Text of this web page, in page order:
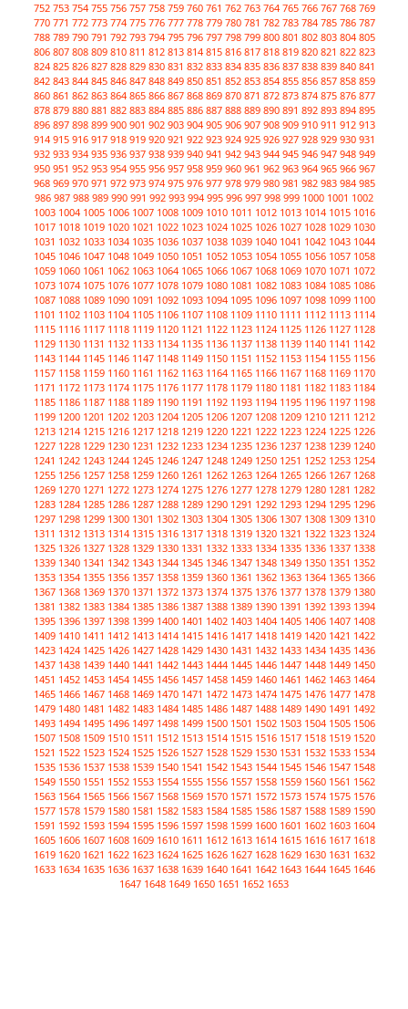
752 753 754 755 756 757 758 759 760 761 762 763 764 765 766 767 768 769
770 771 772 773 774 775 776 777 778 779 780 781 782 783 784 785 786 787
788 789 790 791 792 793 794 795 796 797 798 799 800 801 802 803 804 805
806 807 808 809 810 811 812 813 814 815 816 817 818 819 820 821 822 823
824 825 826 827 828 829 830 831 832 833 834 835 836 837 838 839 840 841
842 843 844 845 846 847 848 849 850 851 852 853 854 855 856 857 858 859
860 861 862 863 864 865 866 867 868 869 870 871 872 873 874 875 876 877
878 879 880 881 882 883 884 885 886 887 888 889 890 891 892 893 894 895
896 897 898 899 900 901 902 903 904 905 906 907 908 909 910 911 912 913
914 915 916 917 918 919 920 921 922 923 924 925 926 927 928 929 930 931
932 933 934 935 936 937 938 939 940 941 942 943 944 945 946 947 948 949
950 951 952 953 954 955 956 957 958 959 960 961 962 963 964 965 966 967
968 969 970 971 972 973 974 975 976 977 978 979 980 981 982 983 984 985
986 987 988 989 990 991 992 993 994 995 996 997 998 999 1000 1001 1002
1003 1004 1005 1006 1007 1008 1009 1010 1011 1012 1013 1014 1015 1016
1017 1018 1019 1020 1021 1022 1023 1024 1025 1026 1027 1028 1029 1030
1031 1032 1033 1034 1035 1036 1037 1038 1039 1040 1041 1042 1043 1044
1045 1046 1047 1048 1049 1050 1051 1052 1053 1054 1055 1056 1057 1058
1059 1060 1061 1062 1063 1064 1065 1066 1067 1068 1069 1070 1071 1072
1073 1074 1075 1076 1077 1078 1079 1080 1081 1082 1083 1084 1085 1086
1087 1088 1089 1090 1091 1092 1093 1094 1095 1096 1097 1098 1099 1100
1101 1102 1103 1104 1105 1106 1107 1108 1109 1110 1111 1112 1113 1114
1115 1116 1117 1118 1119 1120 1121 1122 1123 1124 1125 1126 1127 1128
1129 1130 1131 1132 1133 1134 1135 1136 1137 1138 1139 1140 1141 1142
1143 1144 1145 1146 1147 1148 1149 1150 1151 1152 1153 1154 1155 1156
1157 1158 1159 1160 1161 1162 1163 1164 1165 1166 1167 1168 1169 1170
1171 1172 1173 1174 1175 1176 1177 1178 1179 1180 1181 1182 1183 1184
1185 1186 1187 1188 1189 1190 1191 1192 1193 1194 1195 1196 1197 1198
1199 1200 1201 1202 1203 1204 1205 1206 1207 1208 1209 1210 1211 1212
1213 1214 1215 1216 1217 1218 1219 1220 1221 1222 1223 1224 1225 1226
1227 1228 1229 1230 1231 1232 1233 1234 1235 1236 1237 1238 1239 1240
1241 1242 1243 1244 1245 1246 1247 1248 1249 1250 1251 1252 1253 1254
1255 1256 1257 1258 1259 1260 1261 1262 1263 1264 1265 1266 1267 1268
1269 1270 1271 1272 1273 1274 1275 1276 1277 1278 1279 1280 1281 1282
1283 1284 1285 1286 1287 1288 1289 1290 1291 1292 1293 1294 1295 1296
1297 1298 1299 1300 1301 1302 1303 1304 1305 1306 1307 1308 1309 1310
1311 1312 1313 1314 1315 1316 1317 1318 1319 1320 1321 1322 1323 1324
1325 1326 1327 1328 1329 1330 1331 1332 1333 1334 1335 1336 1337 1338
1339 1340 1341 1342 1343 1344 1345 1346 1347 1348 1349 1350 1351 1352
1353 1354 1355 1356 1357 1358 1359 1360 1361 1362 1363 1364 1365 1366
1367 1368 1369 1370 1371 1372 1373 1374 1375 1376 1377 1378 1379 1380
1381 1382 1383 1384 1385 1386 1387 1388 1389 1390 1391 1392 1393 1394
1395 1396 1397 1398 1399 1400 1401 1402 1403 1404 1405 1406 1407 1408
1409 1410 1411 1412 1413 1414 1415 1416 1417 1418 1419 1420 1421 1422
1423 1424 1425 1426 1427 1428 1429 1430 1431 1432 1433 1434 1435 1436
1437 1438 1439 1440 1441 1442 1443 1444 1445 1446 1447 1448 1449 1450
1451 1452 1453 1454 1455 1456 1457 1458 1459 1460 1461 1462 1463 1464
1465 1466 1467 1468 1469 1470 1471 1472 1473 1474 1475 1476 1477 1478
1479 1480 1481 1482 1483 1484 1485 1486 1487 1488 1489 1490 1491 1492
1493 1494 1495 1496 1497 1498 1499 1500 1501 1502 1503 1504 1505 1506
1507 1508 1509 1510 1511 1512 1513 1514 1515 1516 1517 1518 1519 1520
1521 1522 1523 1524 1525 1526 1527 1528 1529 1530 1531 1532 1533 1534
1535 1536 1537 1538 1539 1540 1541 1542 1543 1544 1545 1546 1547 1548
1549 1550 1551 1552 1553 1554 1555 1556 1557 1558 1559 1560 1561 1562
1563 1564 1565 1566 1567 1568 1569 1570 1571 1572 1573 1574 1575 1576
1577 1578 1579 1580 1581 1582 1583 1584 1585 1586 1587 1588 1589 1590
1591 1592 1593 1594 1595 1596 1597 1598 1599 1600 1601 1602 1603 1604
1605 1606 1607 1608 1609 1610 1611 1612 1613 1614 1615 1616 1617 1618
1619 1620 1621 1622 1623 1624 1625 1626 1627 1628 1629 1630 1631 1632
1633 1634 1635 1636 1637 1638 1639 1640 1641 1642 1643 1644 1645 1646
1647 1648 1649 1650 1651 1652 1653